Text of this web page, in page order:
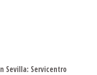
Sevilla: Servicentro